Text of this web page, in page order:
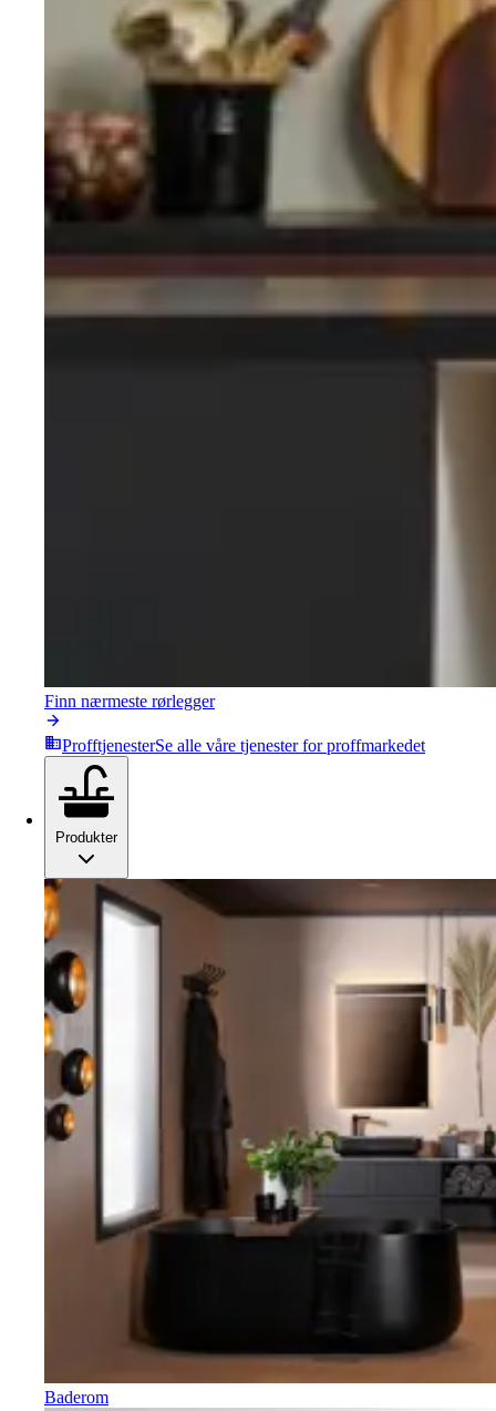
Finn nærmeste rørlegger
ProfftjenesterSe alle våre tjenester for proffmarkedet
Produkter
Baderom